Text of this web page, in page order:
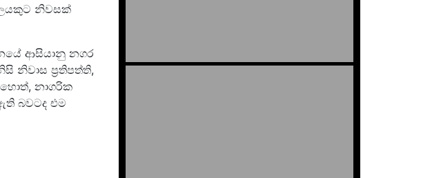
නිවසක්
ආසියානු නගර
නිවාස ප්‍රතිපත්ති,
නාගරික
බවටද එම